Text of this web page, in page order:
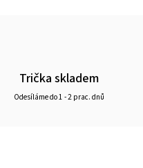
Trička skladem
Odesíláme do 1 - 2 prac. dnů